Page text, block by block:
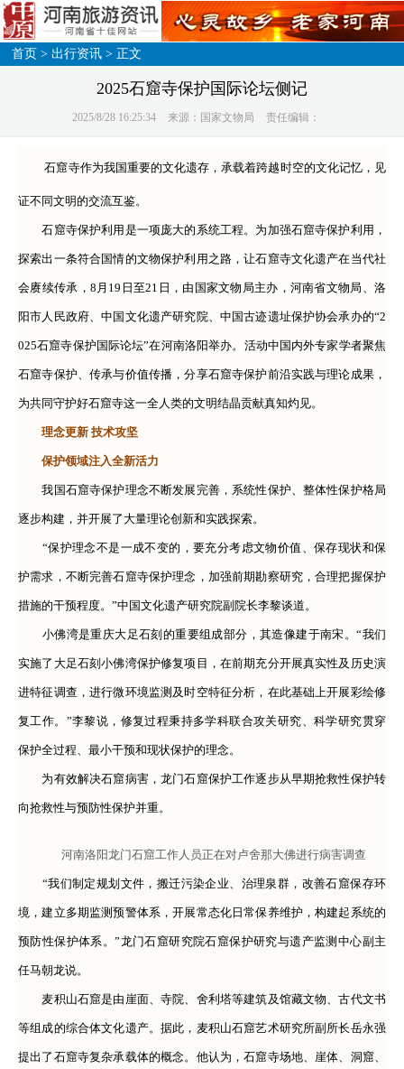
首页 >出行资讯 > 正文
2025石窟寺保护国际论坛侧记
2025/8/28 16:25:34 来源：国家文物局 责任编辑：
石窟寺作为我国重要的文化遗存，承载着跨越时空的文化记忆，见
证不同文明的交流互鉴。
石窟寺保护利用是一项庞大的系统工程。为加强石窟寺保护利用，
探索出一条符合国情的文物保护利用之路，让石窟寺文化遗产在当代社
会赓续传承，8月19日至21日，由国家文物局主办，河南省文物局、洛
阳市人民政府、中国文化遗产研究院、中国古迹遗址保护协会承办的“2
025石窟寺保护国际论坛”在河南洛阳举办。活动中国内外专家学者聚焦
石窟寺保护、传承与价值传播，分享石窟寺保护前沿实践与理论成果，
为共同守护好石窟寺这一全人类的文明结晶贡献真知灼见。
理念更新 技术攻坚
保护领域注入全新活力
我国石窟寺保护理念不断发展完善，系统性保护、整体性保护格局
逐步构建，并开展了大量理论创新和实践探索。
“保护理念不是一成不变的，要充分考虑文物价值、保存现状和保
护需求，不断完善石窟寺保护理念，加强前期勘察研究，合理把握保护
措施的干预程度。”中国文化遗产研究院副院长李黎谈道。
小佛湾是重庆大足石刻的重要组成部分，其造像建于南宋。“我们
实施了大足石刻小佛湾保护修复项目，在前期充分开展真实性及历史演
进特征调查，进行微环境监测及时空特征分析，在此基础上开展彩绘修
复工作。”李黎说，修复过程秉持多学科联合攻关研究、科学研究贯穿
保护全过程、最小干预和现状保护的理念。
为有效解决石窟病害，龙门石窟保护工作逐步从早期抢救性保护转
向抢救性与预防性保护并重。
河南洛阳龙门石窟工作人员正在对卢舍那大佛进行病害调查
“我们制定规划文件，搬迁污染企业、治理泉群，改善石窟保存环
境，建立多期监测预警体系，开展常态化日常保养维护，构建起系统的
预防性保护体系。”龙门石窟研究院石窟保护研究与遗产监测中心副主
任马朝龙说。
麦积山石窟是由崖面、寺院、舍利塔等建筑及馆藏文物、古代文书
等组成的综合体文化遗产。据此，麦积山石窟艺术研究所副所长岳永强
提出了石窟寺复杂承载体的概念。他认为，石窟寺场地、崖体、洞窟、